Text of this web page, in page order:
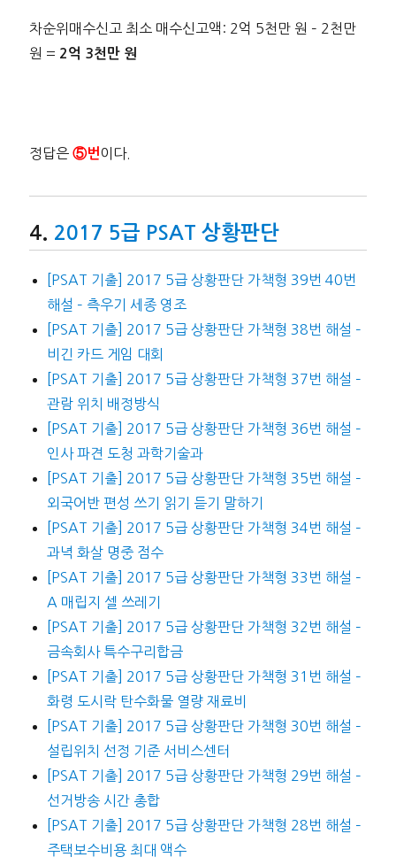
차순위매수신고 최소 매수신고액: 2억 5천만 원 – 2천만
원 = 2억 3천만 원
정답은⑤번 이다.
2017 5급 PSAT 상황판단
[PSAT 기출] 2017 5급 상황판단 가책형 39번 40번
해설 – 측우기 세종 영조
[PSAT 기출] 2017 5급 상황판단 가책형 38번 해설 –
비긴 카드 게임 대회
[PSAT 기출] 2017 5급 상황판단 가책형 37번 해설 –
관람 위치 배정방식
[PSAT 기출] 2017 5급 상황판단 가책형 36번 해설 –
인사 파견 도청 과학기술과
[PSAT 기출] 2017 5급 상황판단 가책형 35번 해설 –
외국어반 편성 쓰기 읽기 듣기 말하기
[PSAT 기출] 2017 5급 상황판단 가책형 34번 해설 –
과녁 화살 명중 점수
[PSAT 기출] 2017 5급 상황판단 가책형 33번 해설 –
A 매립지 셀 쓰레기
[PSAT 기출] 2017 5급 상황판단 가책형 32번 해설 –
금속회사 특수구리합금
[PSAT 기출] 2017 5급 상황판단 가책형 31번 해설 –
화령 도시락 탄수화물 열량 재료비
[PSAT 기출] 2017 5급 상황판단 가책형 30번 해설 –
설립위치 선정 기준 서비스센터
[PSAT 기출] 2017 5급 상황판단 가책형 29번 해설 –
선거방송 시간 총합
[PSAT 기출] 2017 5급 상황판단 가책형 28번 해설 –
주택보수비용 최대 액수